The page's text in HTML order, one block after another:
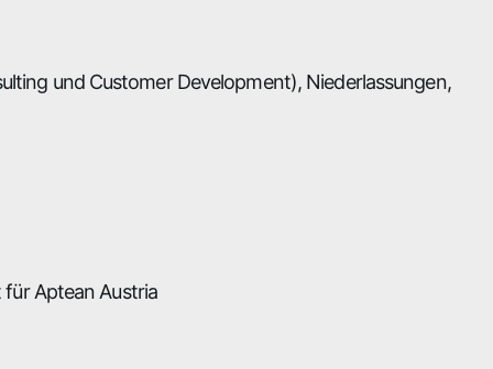
und Customer Development), Niederlassungen,
für Aptean Austria